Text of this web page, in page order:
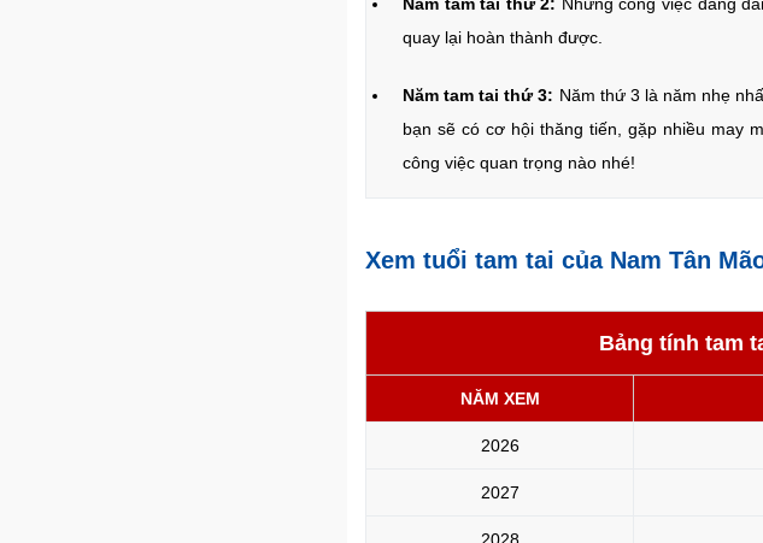
Năm tam tai thứ 2: Những công việc đang
quay lại hoàn thành được.
Năm tam tai thứ 3: Năm thứ 3 là năm nhẹ
bạn sẽ có cơ hội thăng tiến, gặp nhiều may
công việc quan trọng nào nhé!
Xem tuổi tam tai của Nam Tân
Bảng tính tam
NĂM XEM
2026
2027